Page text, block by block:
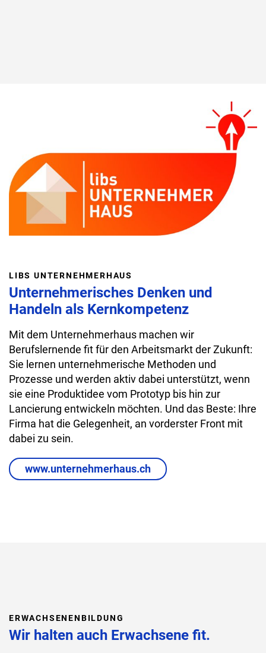
LIBS UNTERNEHMERHAUS
Unternehmerisches Denken und
Handeln als Kernkompetenz
Mit dem Unternehmerhaus machen wir
Berufslernende fit für den Arbeitsmarkt der Zukunft:
Sie lernen unternehmerische Methoden und
Prozesse und werden aktiv dabei unterstützt, wenn
sie eine Produktidee vom Prototyp bis hin zur
Lancierung entwickeln möchten. Und das Beste: Ihre
Firma hat die Gelegenheit, an vorderster Front mit
dabei zu sein.
www.unternehmerhaus.ch
ERWACHSENENBILDUNG
Wir halten auch Erwachsene fit.